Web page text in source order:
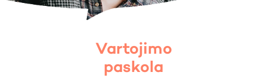
Vartojimo
paskola